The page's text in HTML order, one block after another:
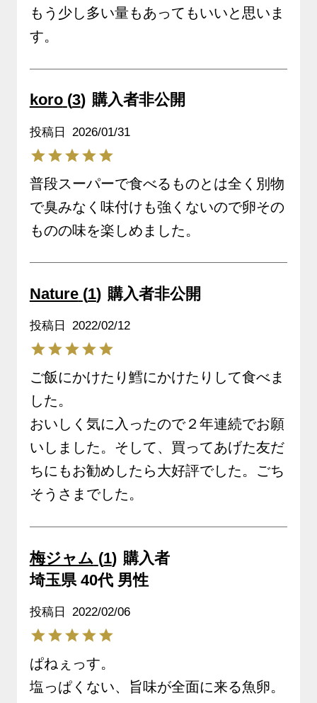
もう少し多い量もあってもいいと思いま
す。
koro 3 購入者非公開
投稿日 2026/01/31
普段スーパーで食べるものとは全く別物
で臭みなく味付けも強くないので卵その
Nature 1 購入者非公開
投稿日 2022/02/12
ご飯にかけたり鱈にかけたりして食べま
した。
おいしく気に入ったので２年連続でお願
いしました。そして、買ってあげた友だ
ちにもお勧めしたら大好評でした。ごち
そうさまでした。
梅ジャム 1
購入者
埼玉県 40代 男性
投稿日 2022/02/06
ぱねぇっす。
塩っぱくない、旨味が全面に来る魚卵。